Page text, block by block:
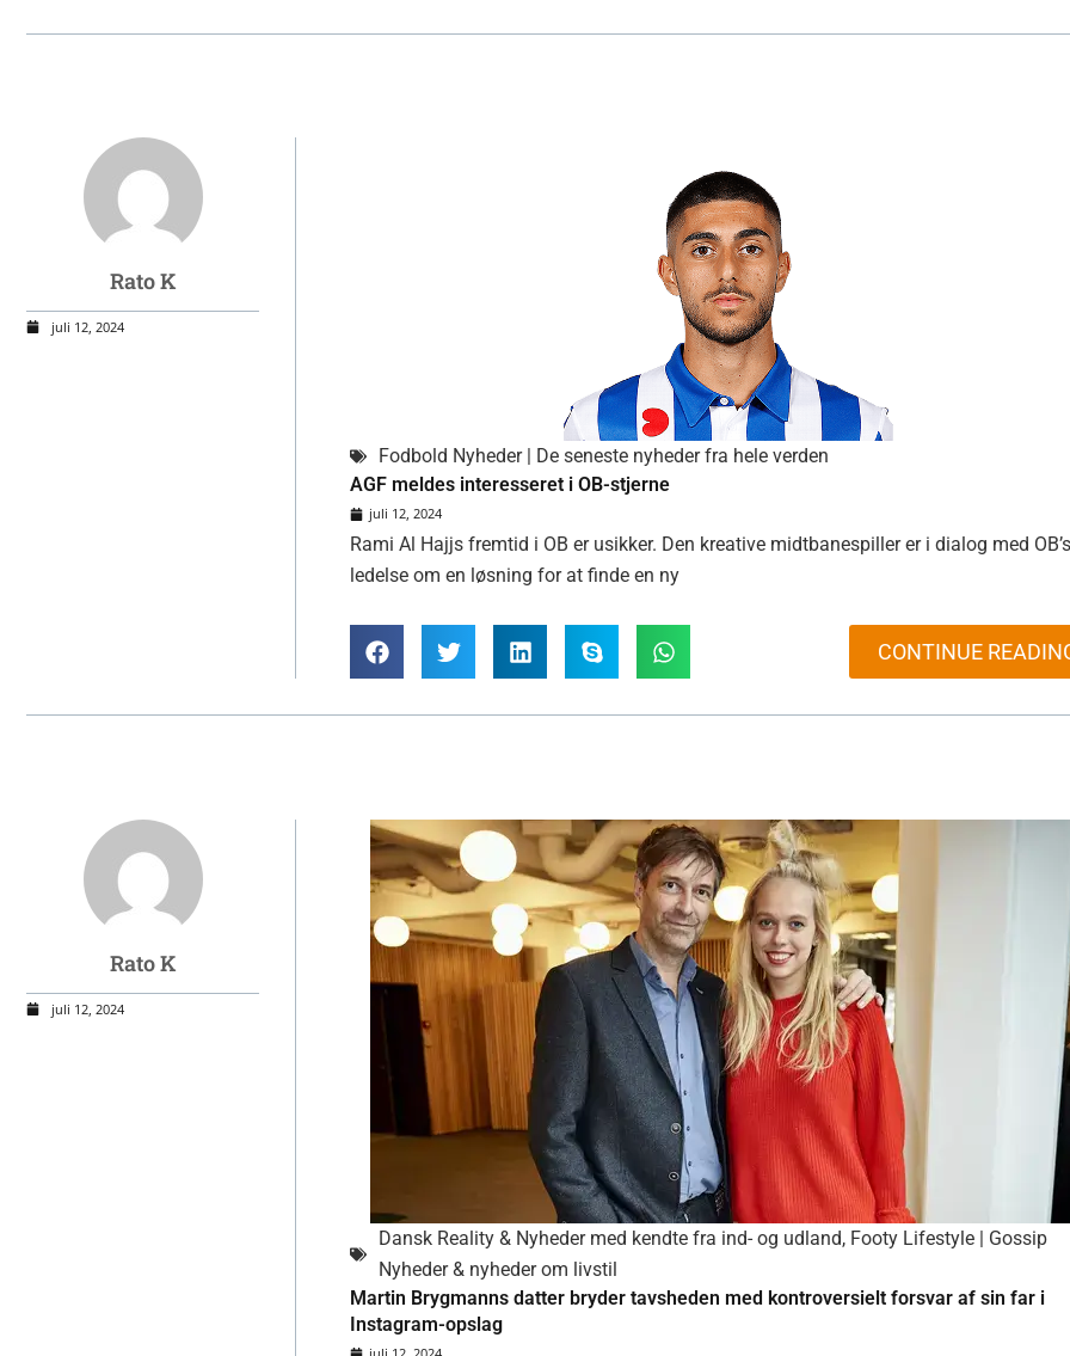
Rato K
juli 12, 2024
Fodbold Nyheder | De seneste nyheder fra hele verden
AGF meldes interesseret i OB-stjerne
juli 12, 2024
Rami Al Hajjs fremtid i OB er usikker. Den kreative midtbanespiller er i dialog med OB’s
ledelse om en løsning for at finde en ny
CONTINUE
Rato K
juli 12, 2024
Dansk Reality & Nyheder med kendte fra ind- og udland, Footy Lifestyle | Gossip
Nyheder & nyheder om livstil
Martin Brygmanns datter bryder tavsheden med kontroversielt forsvar af sin far i
Instagram-opslag